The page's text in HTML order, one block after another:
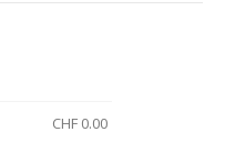
CHF 0.00